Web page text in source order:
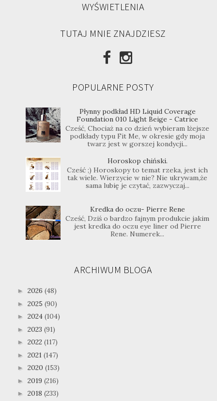
WYŚWIETLENIA
TUTAJ MNIE ZNAJDZIESZ
POPULARNE POSTY
Płynny podkład HD Liquid Coverage
Foundation 010 Light Beige - Catrice
Cześć, Chociaż na co dzień wybieram lżejsze
podkłady typu Fit Me, w okresie gdy moja
twarz jest w gorszej kondycji...
Horoskop chiński.
Cześć ;) Horoskopy to temat rzeka, jest ich
tak wiele. Wierzycie w nie? Nie ukrywam,że
sama lubię je czytać, zazwyczaj...
Kredka do oczu- Pierre Rene
Cześć, Dziś o bardzo fajnym produkcie jakim
jest kredka do oczu eye liner od Pierre
Rene. Numerek...
ARCHIWUM BLOGA
► 2026 (48)
► 2025 (90)
► 2024 (104)
► 2023 (91)
► 2022 (117)
► 2021 (147)
► 2020 (153)
► 2019 (216)
► 2018 (233)